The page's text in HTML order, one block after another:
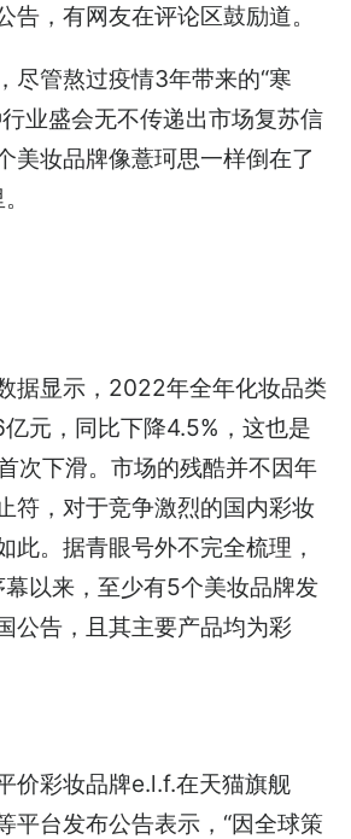
告，有网友在评论区鼓励道。
尽管熬过疫情3年带来的“寒
业盛会无不传递出市场复苏信
美妆品牌像薏珂思一样倒在了
据显示，2022年全年化妆品类
元，同比下降4.5%，这也是
次下滑。市场的残酷并不因年
符，对于竞争激烈的国内彩妆
此。据青眼号外不完全梳理，
以来，至少有5个美妆品牌发
公告，且其主要产品均为彩
价彩妆品牌e.l.f.在天猫旗舰
平台发布公告表示，“因全球策